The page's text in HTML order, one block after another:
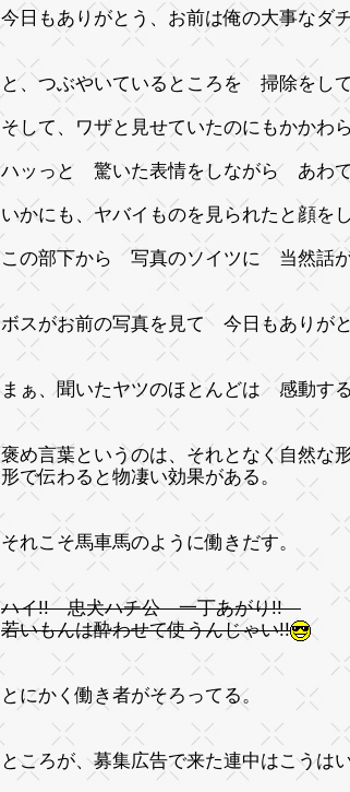
今日もありがとう、お前は俺の大事な
と、つぶやいているところを 掃除をし
そして、ワザと見せていたのにもかかわ
ハッっと 驚いた表情をしながら あわ
いかにも、ヤバイものを見られたと顔を
この部下から 写真のソイツに 当然話
ボスがお前の写真を見て 今日もあり
まぁ、聞いたヤツのほとんどは 感動す
褒め言葉というのは、それとなく自然な
形で伝わると物凄い効果がある。
それこそ馬車馬のように働きだす。
ハイ!! 忠犬ハチ公 一丁あがり!!
若いもんは酔わせて使うんじゃい!!
とにかく働き者がそろってる。
ところが、募集広告で来た連中はこうは